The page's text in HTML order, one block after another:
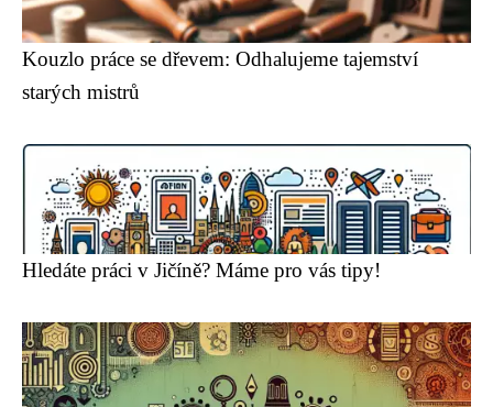
Kouzlo práce se dřevem: Odhalujeme tajemství
starých mistrů
Hledáte práci v Jičíně? Máme pro vás tipy!